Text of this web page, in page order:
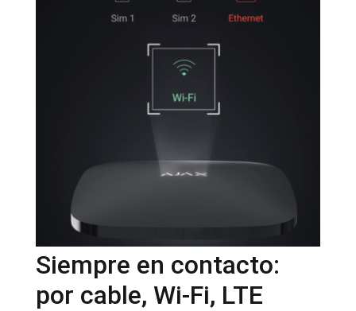
Siempre en contacto:
por cable, Wi-Fi, LTE